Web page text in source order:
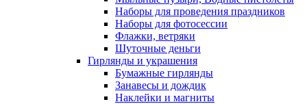
Наборы для проведения праздников
Наборы для фотосессии
Флажки, ветряки
Шуточные деньги
Гирлянды и украшения
Бумажные гирлянды
Занавесы и дождик
Наклейки и магниты